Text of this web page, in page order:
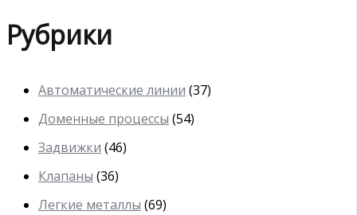
Рубрики
Автоматические линии (37)
Доменные процессы (54)
Задвижки (46)
Клапаны (36)
Легкие металлы (69)